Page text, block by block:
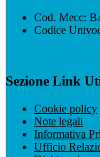
Cod. Mecc:
Codice
Sezione Link
Cookie policy
Note legali
Informativa
Ufficio